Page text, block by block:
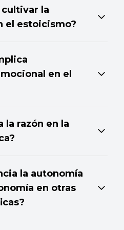
cultivar la
el estoicismo?
en el
la razón en la
la autonomía
en otras